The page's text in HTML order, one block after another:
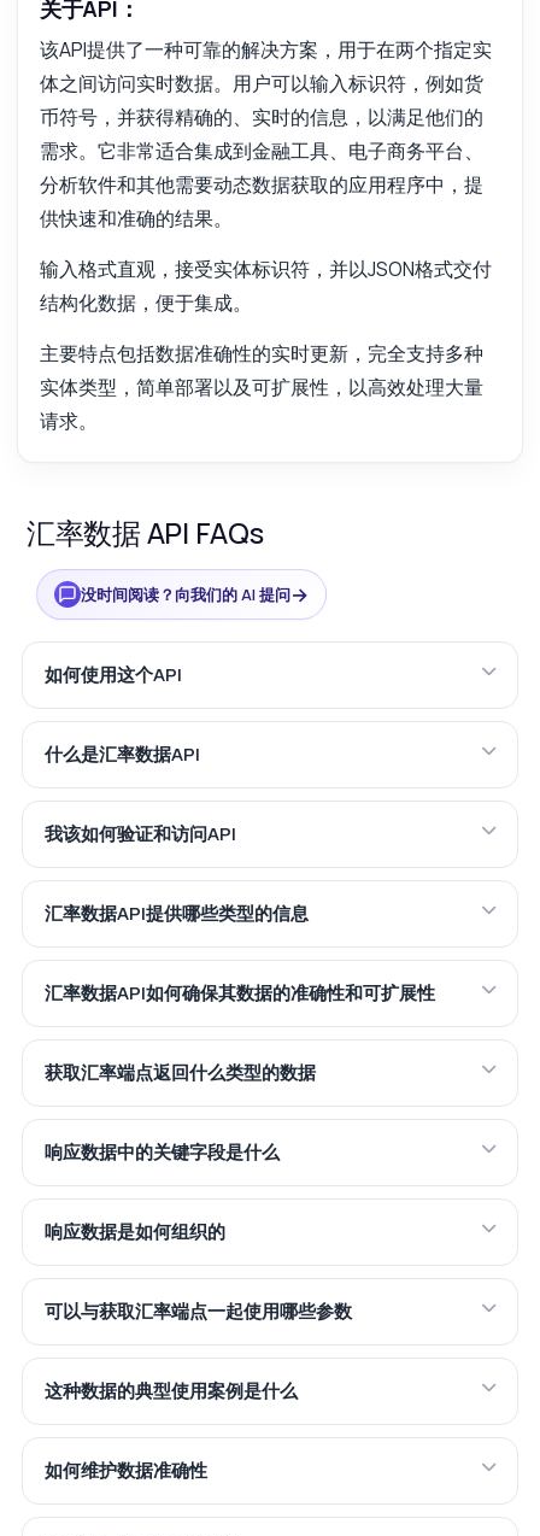
关于API：
该API提供了一种可靠的解决方案，用于在两个指定实
体之间访问实时数据。用户可以输入标识符，例如货
币符号，并获得精确的、实时的信息，以满足他们的
需求。它非常适合集成到金融工具、电子商务平台、
分析软件和其他需要动态数据获取的应用程序中，提
供快速和准确的结果。
输入格式直观，接受实体标识符，并以JSON格式交付
结构化数据，便于集成。
主要特点包括数据准确性的实时更新，完全支持多种
实体类型，简单部署以及可扩展性，以高效处理大量
请求。
汇率数据 API FAQs
没时间阅读？向我们的 AI 提问→
如何使用这个API
什么是汇率数据API
我该如何验证和访问API
汇率数据API提供哪些类型的信息
汇率数据API如何确保其数据的准确性和可扩展性
获取汇率端点返回什么类型的数据
响应数据中的关键字段是什么
响应数据是如何组织的
可以与获取汇率端点一起使用哪些参数
这种数据的典型使用案例是什么
如何维护数据准确性